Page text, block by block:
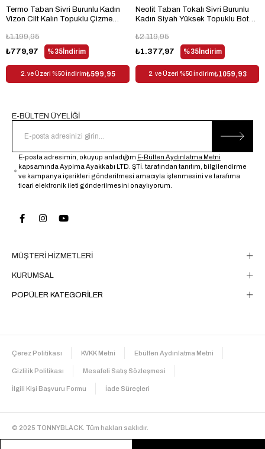
Trendyol Evet
Kullanım Alanı Outdoor
Dış Materyal Suni Deri
Düz
Termo Taban Sivri Burunlu Kadın
Vizon Cilt Kalın Topuklu Çizme
%35İndirim
₺779,97
₺1.199,95
2. ve Üzeri %50 İndirim₺599,95
Neolit Taban Tokalı Sivri Burunlu
Kadın Siyah Yüksek Topuklu Bot
%35İndirim
₺1.377,97
₺2.119,95
2. ve Üzeri %50 İndirim₺1059,93
MÜŞTERİ HİZMETLERİ
KURUMSAL
POPÜLER KATEGORİLER
E-BÜLTEN ÜYELİĞİ
E-posta adresimin, okuyup anladığım E-Bülten Aydınlatma Metni
kapsamında Aypima Ayakkabı LTD. ŞTİ. tarafından tanıtım, bilgilendirme
ve kampanya içerikleri gönderilmesi amacıyla işlenmesini ve tarafıma
ticari elektronik ileti gönderilmesini onaylıyorum.
Çerez Politikası KVKK Metni Ebülten Aydınlatma Metni
Gizlilik Politikası Mesafeli Satış Sözleşmesi
İlgili Kişi Başvuru Formu İade Süreçleri
© 2025 TONNYBLACK. Tüm hakları saklıdır.